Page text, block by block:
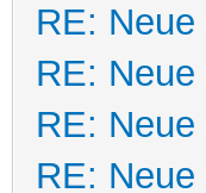
RE:
RE:
RE:
RE: